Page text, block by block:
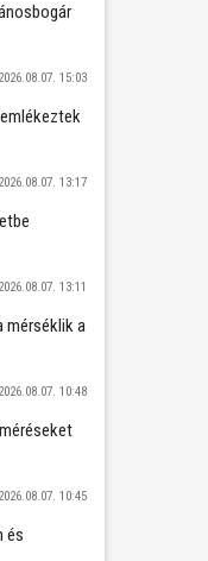
2026.08.07. 15:03
2026.08.07. 13:17
2026.08.07. 13:11
mérséklik a
2026.08.07. 10:48
2026.08.07. 10:45
és